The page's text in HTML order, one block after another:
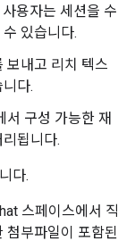
용자는 세션을 수
있습니다.
보내고 리치 텍스
다.
서 구성 가능한 재
됩니다.
다.
스페이스에서 직
첨부파일이 포함된